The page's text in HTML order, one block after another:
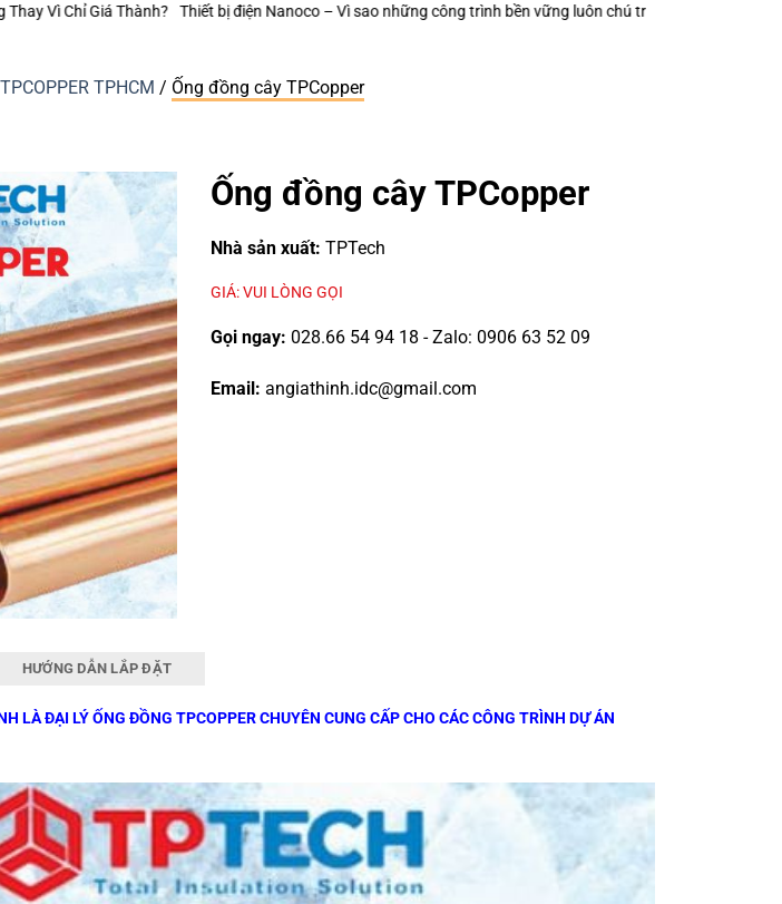
– Vì sao những công trình bền vững luôn chú trọng từng thiết bị điện nhỏ? Keo Dán Bảo Ôn Superlon – Vì Sao
TPHCM / Ống đồng cây TPCopper
Ống đồng cây TPCopper
Nhà sản xuất: TPTech
GIÁ: VUI LÒNG GỌI
Gọi ngay: 028.66 54 94 18 - Zalo: 0906 63 52 09
Email: angiathinh.idc@gmail.com
HƯỚNG DẪN LẮP ĐẶT
LÀ ĐẠI LÝ ỐNG ĐỒNG TPCOPPER CHUYÊN CUNG CẤP CHO CÁC CÔNG TRÌNH DỰ ÁN